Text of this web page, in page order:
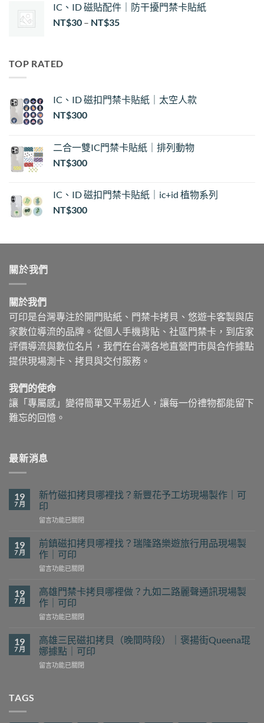
IC、ID 磁貼配件｜防干擾門禁卡貼紙
NT$30 – NT$35價
NT$35
TOP RATED
IC、ID 磁扣門禁卡貼紙｜太空人款
NT$300
二合一雙IC門禁卡貼紙｜排列動物
NT$300
IC、ID 磁扣門禁卡貼紙｜ic+id 植物系列
NT$300
關於我們
關於我們
可印是台灣專注於開門貼紙、門禁卡拷貝、悠遊卡客製與店
家數位導流的品牌。從個人手機背貼、社區門禁卡，到店家
評價導流與數位名片，我們在台灣各地直營門市與合作據點
提供現場測卡、拷貝與交付服務。
我們的使命
讓「專屬感」變得簡單又平易近人，讓每一份禮物都能留下
難忘的回憶。
最新消息
19
7 月
新竹磁扣拷貝哪裡找？新豐花予工坊現場製作｜可
印
在
竹
磁
扣
拷
哪
裡
找？
新
花
予
坊
留言功能已關閉
19
7 月
前鎮磁扣拷貝哪裡找？瑞隆路樂遊旅行用品現場製
作｜可印
在
鎮
磁
扣
拷
哪
裡
找？
瑞
留言功能已關閉
19
7 月
高雄門禁卡拷貝哪裡做？九如二路麗聲通訊現場製
作｜可印
在
雄
門
禁
卡
留言功能已關閉
19
7 月
高雄三民磁扣拷貝（晚間時段）｜褒揚街Queena琨
娜據點｜可印
在
留言功能已關閉
TAGS